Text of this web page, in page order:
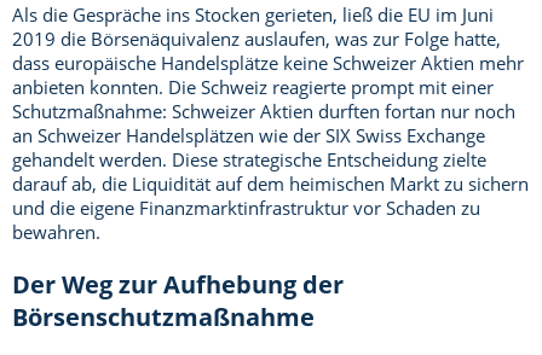
Als die Gespräche ins Stocken gerieten, ließ die EU im Juni
2019 die Börsenäquivalenz auslaufen, was zur Folge hatte,
dass europäische Handelsplätze keine Schweizer Aktien mehr
anbieten konnten. Die Schweiz reagierte prompt mit einer
Schutzmaßnahme: Schweizer Aktien durften fortan nur noch
an Schweizer Handelsplätzen wie der SIX Swiss Exchange
gehandelt werden. Diese strategische Entscheidung zielte
darauf ab, die Liquidität auf dem heimischen Markt zu sichern
und die eigene Finanzmarktinfrastruktur vor Schaden zu
bewahren.
Der Weg zur Aufhebung der
Börsenschutzmaßnahme